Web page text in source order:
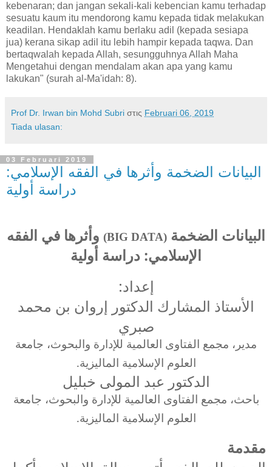
kebenaran; dan jangan sekali-kali kebencian kamu terhadap
sesuatu kaum itu mendorong kamu kepada tidak melakukan
keadilan. Hendaklah kamu berlaku adil (kepada sesiapa
jua) kerana sikap adil itu lebih hampir kepada taqwa. Dan
bertaqwalah kepada Allah, sesungguhnya Allah Maha
Mengetahui dengan mendalam akan apa yang kamu
lakukan" (surah al-Ma'idah: 8).
Prof Dr. Irwan bin Mohd Subri στις Februari 06, 2019
Tiada ulasan:
03 Februari 2019
البيانات الضخمة وأثرها في الفقه الإسلامي:
دراسة أولية
البيانات الضخمة (BIG DATA) وأثرها في الفقه
الإسلامي: دراسة أولية
إعداد:
الأستاذ المشارك الدكتور إروان بن محمد
صبري
مدير، مجمع الفتاوى العالمية للإدارة والبحوث، جامعة
العلوم الإسلامية الماليزية.
الدكتور عبد المولى خبليل
باحث، مجمع الفتاوى العالمية للإدارة والبحوث، جامعة
العلوم الإسلامية الماليزية.
مقدمة